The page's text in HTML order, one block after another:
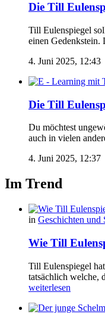
Die Till
Till Eulenspiegel
einen Gedenkstein.
4. Juni 2025, 12:43
Die Till
Du möchtest
auch in vielen
4. Juni 2025, 12:37
Im Trend
in Geschichten und
Wie Till
Till Eulenspiegel
tatsächlich welche,
weiterlesen